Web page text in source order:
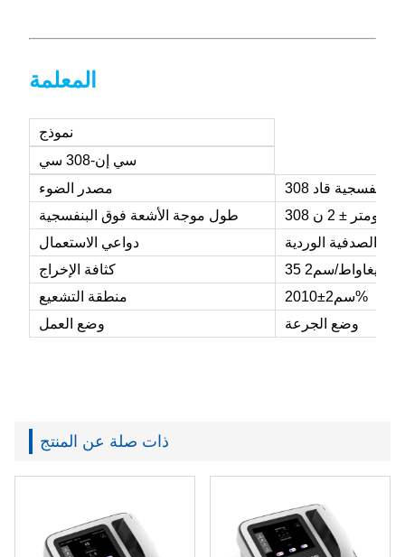
المعلمة
نموذج
سي إن-308 سي
مصدر الضوء
البنفسجية قاد
طول موجة الأشعة فوق البنفسجية
308 نانومتر ± 2 ن
دواعي الاستعمال
الصدفية الوردية
كثافة الإخراج
35 ميغاواط/سم2
منطقة التشعيع
20سم2±10%
وضع العمل
وضع الجرعة
ذات صلة عن المنتج